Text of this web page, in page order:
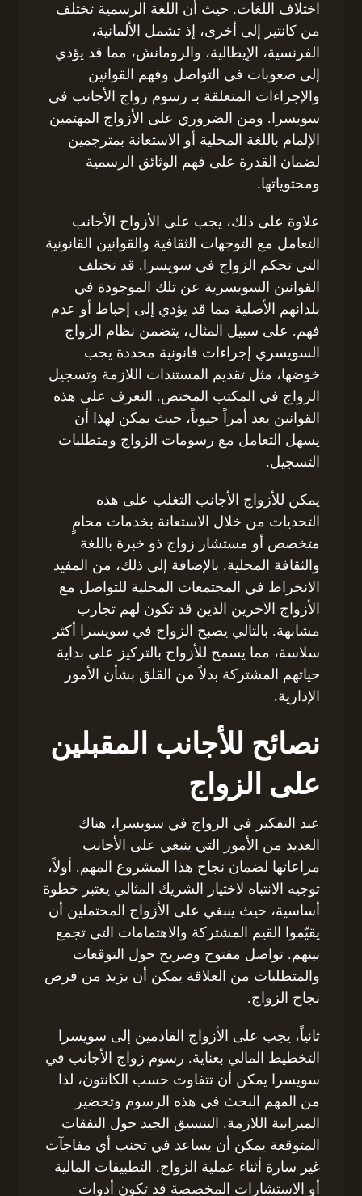
اختلاف اللغات. حيث أن اللغة الرسمية تختلف
من كانتير إلى أخرى، إذ تشمل الألمانية،
الفرنسية، الإيطالية، والرومانش، مما قد يؤدي
إلى صعوبات في التواصل وفهم القوانين
والإجراءات المتعلقة بـ رسوم زواج الأجانب في
سويسرا. ومن الضروري على الأزواج المهتمين
الإلمام باللغة المحلية أو الاستعانة بمترجمين
لضمان القدرة على فهم الوثائق الرسمية
ومحتوياتها.
علاوة على ذلك، يجب على الأزواج الأجانب
التعامل مع التوجهات الثقافية والقوانين القانونية
التي تحكم الزواج في سويسرا. قد تختلف
القوانين السويسرية عن تلك الموجودة في
بلدانهم الأصلية مما قد يؤدي إلى إحباط أو عدم
فهم. على سبيل المثال، يتضمن نظام الزواج
السويسري إجراءات قانونية محددة يجب
خوضها، مثل تقديم المستندات اللازمة وتسجيل
الزواج في المكتب المختص. التعرف على هذه
القوانين يعد أمراً حيوياً، حيث يمكن لهذا أن
يسهل التعامل مع رسومات الزواج ومتطلبات
التسجيل.
يمكن للأزواج الأجانب التغلب على هذه
التحديات من خلال الاستعانة بخدمات محامٍ
متخصص أو مستشار زواج ذو خبرة باللغة
والثقافة المحلية. بالإضافة إلى ذلك، من المفيد
الانخراط في المجتمعات المحلية للتواصل مع
الأزواج الآخرين الذين قد تكون لهم تجارب
مشابهة. بالتالي يصبح الزواج في سويسرا أكثر
سلاسة، مما يسمح للأزواج بالتركيز على بداية
حياتهم المشتركة بدلاً من القلق بشأن الأمور
الإدارية.
نصائح للأجانب المقبلين
على الزواج
عند التفكير في الزواج في سويسرا، هناك
العديد من الأمور التي ينبغي على الأجانب
مراعاتها لضمان نجاح هذا المشروع المهم. أولاً،
توجيه الانتباه لاختيار الشريك المثالي يعتبر خطوة
أساسية، حيث ينبغي على الأزواج المحتملين أن
يقيّموا القيم المشتركة والاهتمامات التي تجمع
بينهم. تواصل مفتوح وصريح حول التوقعات
والمتطلبات من العلاقة يمكن أن يزيد من فرص
نجاح الزواج.
ثانياً، يجب على الأزواج القادمين إلى سويسرا
التخطيط المالي بعناية. رسوم زواج الأجانب في
سويسرا يمكن أن تتفاوت حسب الكانتون، لذا
من المهم البحث في هذه الرسوم وتحضير
الميزانية اللازمة. التنسيق الجيد حول النفقات
المتوقعة يمكن أن يساعد في تجنب أي مفاجآت
غير سارة أثناء عملية الزواج. التطبيقات المالية
أو الاستشارات المخصصة قد تكون أدوات